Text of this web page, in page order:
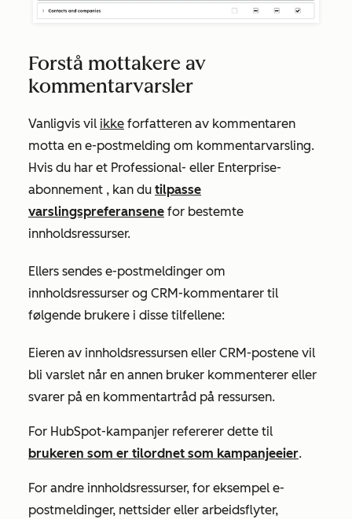
Forstå mottakere av
kommentarvarsler
Vanligvis vil ikke forfatteren av kommentaren
motta en e-postmelding om kommentarvarsling.
Hvis du har et Professional- eller Enterprise-
abonnement , kan du tilpasse
varslingspreferansene for bestemte
innholdsressurser.
Ellers sendes e-postmeldinger om
innholdsressurser og CRM-kommentarer til
følgende brukere i disse tilfellene:
Eieren av innholdsressursen eller CRM-postene vil
bli varslet når en annen bruker kommenterer eller
svarer på en kommentartråd på ressursen.
For HubSpot-kampanjer refererer dette til
brukeren som er tilordnet som kampanjeeier.
For andre innholdsressurser, for eksempel e-
postmeldinger, nettsider eller arbeidsflyter,